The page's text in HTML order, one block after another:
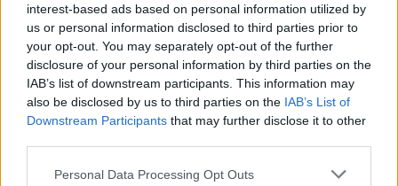
interest-based ads based on personal information utilized by
us or personal information disclosed to third parties prior to
your opt-out. You may separately opt-out of the further
disclosure of your personal information by third parties on the
IAB’s list of downstream participants. This information may
also be disclosed by us to third parties on the IAB’s List of
Downstream Participants that may further disclose it to other
Personal Data Processing Opt Outs
Σαμαριά: Νέα παρέμβαση Καλογερή για τα κλεισίματα
του Φαραγγιού - "Πολλές φορές είναι αδικαιολόγητα"
13:13
Συνελήφθη στη Γερμανία ένας από τους εκτελεστές της
«Greek Mafia» - Κατηγορείται και για τη δολοφονία
Ζαμπούνη
Κρητικές γεύσεις και μουσική παράδοση σε μια